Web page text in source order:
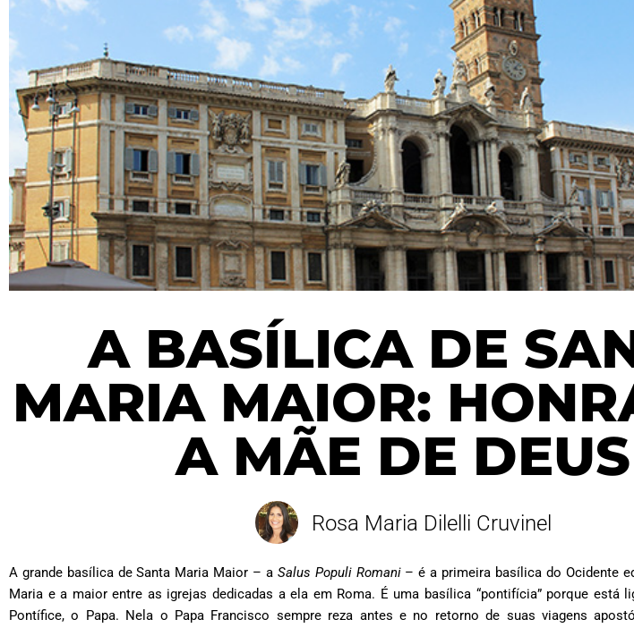
A BASÍLICA DE
MARIA MAIOR:
A MÃE DE DEUS
Rosa Maria Dilelli Cruvinel
A grande basílica de Santa Maria Maior – a Salus Populi Romani– é a primeira basílica do Ocidente
Maria e a maior entre as igrejas dedicadas a ela em Roma. É uma basílica “pontifícia” porque está
Pontífice, o Papa. Nela o Papa Francisco sempre reza antes e no retorno de suas viagens